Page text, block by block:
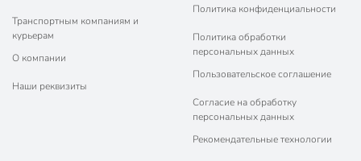
Транспортным компаниям и
курьерам
О компании
Наши реквизиты
Политика конфиденциальности
Политика обработки
персональных данных
Пользовательское соглашение
Согласие на обработку
персональных данных
Рекомендательные технологии